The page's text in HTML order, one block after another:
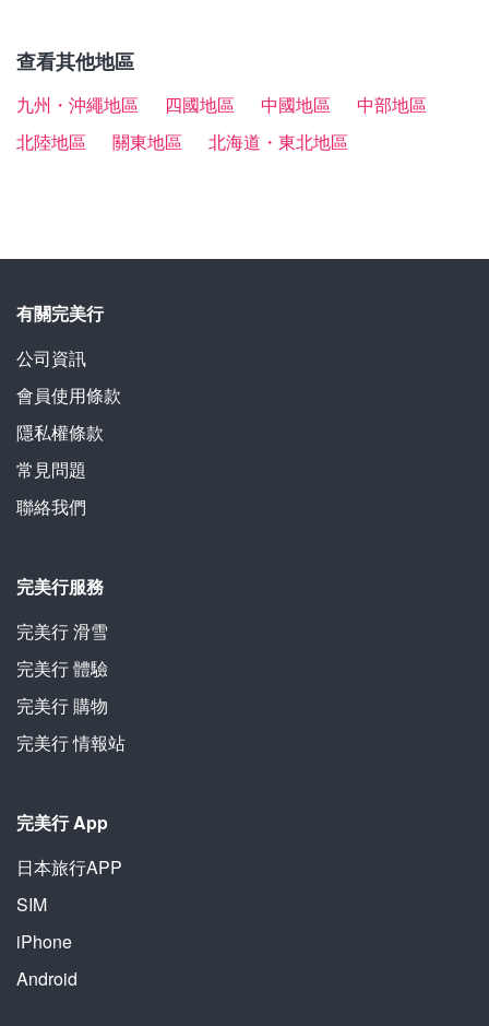
略
查看其他地區
九州・沖繩地區 四國地區 中國地區
中部地區
北陸地區
關東地區 北海道・東北地區
有關完美行
公司資訊
會員使用條款
隱私權條款
常見問題
聯絡我們
完美行服務
完美行 滑雪
完美行 體驗
完美行 購物
完美行 情報站
完美行 App
日本旅行APP
SIM
iPhone
Android